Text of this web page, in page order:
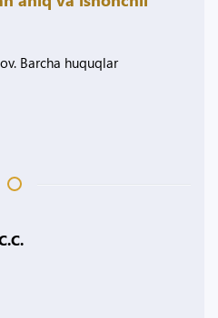
Barcha huquqlar